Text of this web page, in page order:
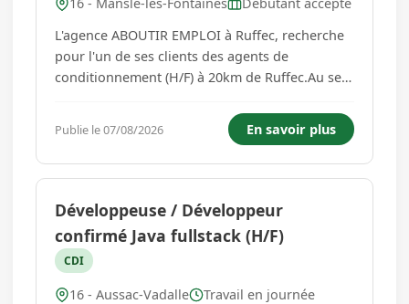
L'agence ABOUTIR EMPLOI à Ruffec, recherche
pour l'un de ses clients des agents de
conditionnement (H/F) à 20km de Ruffec.Au sein
travaillerez sur le conditionnement des
produits.Dans ce cadre, vos missions seront :-
Conduire une ligne de production- Effectu...
Publie le 07/08/2026 En savoir plus
Développeuse / Développeur
confirmé Java fullstack (H/F)
CDI
16 - Aussac-Vadalle
Travail en journée